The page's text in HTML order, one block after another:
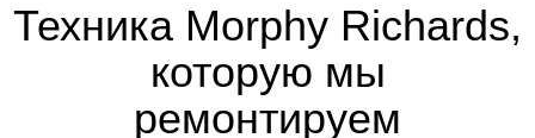
Техника Morphy Richards,
которую мы
ремонтируем